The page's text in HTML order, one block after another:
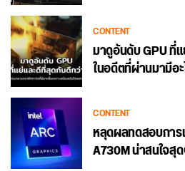
CONTENT
มาดูอันดับ GPU ที่
ในอดีตที่ผ่านมามีอ
CONTENT
หลุดผลทดสอบการ
A730M น่าสนใจสุ